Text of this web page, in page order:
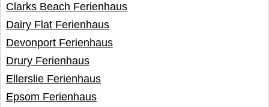
Clarks Beach Ferienhaus
Dairy Flat Ferienhaus
Devonport Ferienhaus
Drury Ferienhaus
Ellerslie Ferienhaus
Epsom Ferienhaus